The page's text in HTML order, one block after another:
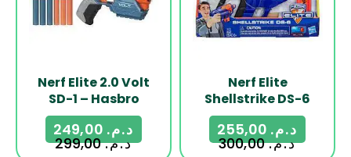
Nerf Elite 2.0 Volt
SD-1 – Hasbro
د.م.299,00
د.م.
Nerf Elite
Shellstrike DS-6
د.م.300,00
د.م.